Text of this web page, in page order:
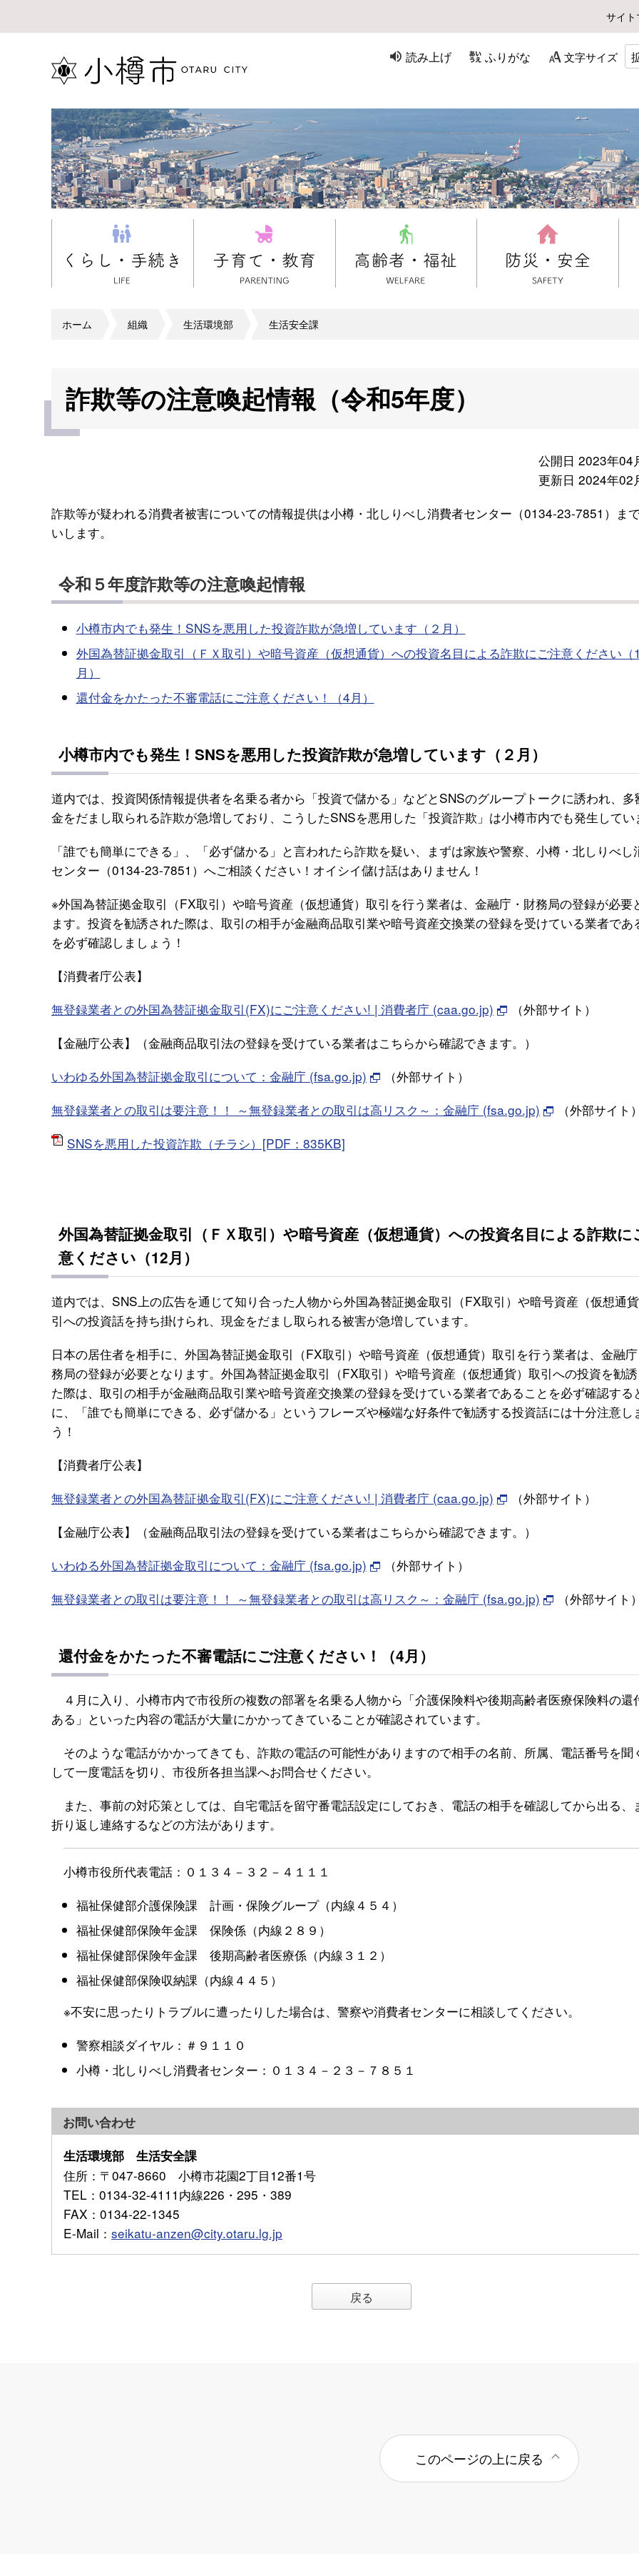
サイ
読み上げ ふりがな 文字サイズ
ホーム 組織 生活環境部 生活安全課
詐欺等の注意喚起情報（令和5年度）
公開日 2023年04
更新日 2024年02
詐欺等が疑われる消費者被害についての情報提供は小樽・北しりべし消費者センター（0134-23-7851）ま
いします。
令和５年度詐欺等の注意喚起情報
小樽市内でも発生！SNSを悪用した投資詐欺が急増しています（２月）
外国為替証拠金取引（ＦＸ取引）や暗号資産（仮想通貨）への投資名目による詐欺にご注意ください（
月）
還付金をかたった不審電話にご注意ください！（4月）
小樽市内でも発生！SNSを悪用した投資詐欺が急増しています（２月）
道内では、投資関係情報提供者を名乗る者から「投資で儲かる」などとSNSのグループトークに誘われ、多
金をだまし取られる詐欺が急増しており、こうしたSNSを悪用した「投資詐欺」は小樽市内でも発生してい
「誰でも簡単にできる」、「必ず儲かる」と言われたら詐欺を疑い、まずは家族や警察、小樽・北しりべし
センター（0134-23-7851）へご相談ください！オイシイ儲け話はありません！
※外国為替証拠金取引（FX取引）や暗号資産（仮想通貨）取引を行う業者は、金融庁・財務局の登録が必要
ます。投資を勧誘された際は、取引の相手が金融商品取引業や暗号資産交換業の登録を受けている業者であ
を必ず確認しましょう！
【消費者庁公表】
無登録業者との外国為替証拠金取引(FX)にご注意ください! | 消費者庁 (caa.go.jp)
（外部サイト）
【金融庁公表】（金融商品取引法の登録を受けている業者はこちらから確認できます。）
いわゆる外国為替証拠金取引について：金融庁 (fsa.go.jp)
（外部サイト）
無登録業者との取引は要注意！！ ～無登録業者との取引は高リスク～：金融庁 (fsa.go.jp)
（外部サイト）
SNSを悪用した投資詐欺（チラシ）[PDF：835KB]
外国為替証拠金取引（ＦＸ取引）や暗号資産（仮想通貨）への投資名目による詐欺に
意ください（12月）
道内では、SNS上の広告を通じて知り合った人物から外国為替証拠金取引（FX取引）や暗号資産（仮想通
引への投資話を持ち掛けられ、現金をだまし取られる被害が急増しています。
日本の居住者を相手に、外国為替証拠金取引（FX取引）や暗号資産（仮想通貨）取引を行う業者は、金融
務局の登録が必要となります。外国為替証拠金取引（FX取引）や暗号資産（仮想通貨）取引への投資を勧
た際は、取引の相手が金融商品取引業や暗号資産交換業の登録を受けている業者であることを必ず確認する
に、「誰でも簡単にできる、必ず儲かる」というフレーズや極端な好条件で勧誘する投資話には十分注意し
う！
【消費者庁公表】
無登録業者との外国為替証拠金取引(FX)にご注意ください! | 消費者庁 (caa.go.jp)
（外部サイト）
【金融庁公表】（金融商品取引法の登録を受けている業者はこちらから確認できます。）
いわゆる外国為替証拠金取引について：金融庁 (fsa.go.jp)
（外部サイト）
無登録業者との取引は要注意！！ ～無登録業者との取引は高リスク～：金融庁 (fsa.go.jp)
（外部サイト）
還付金をかたった不審電話にご注意ください！（4月）
４月に入り、小樽市内で市役所の複数の部署を名乗る人物から「介護保険料や後期高齢者医療保険料の還
ある」といった内容の電話が大量にかかってきていることが確認されています。
そのような電話がかかってきても、詐欺の電話の可能性がありますので相手の名前、所属、電話番号を聞
して一度電話を切り、市役所各担当課へお問合せください。
また、事前の対応策としては、自宅電話を留守番電話設定にしておき、電話の相手を確認してから出る、
折り返し連絡するなどの方法があります。
小樽市役所代表電話：０１３４－３２－４１１１
福祉保健部介護保険課 計画・保険グループ（内線４５４）
福祉保健部保険年金課 保険係（内線２８９）
福祉保健部保険年金課 後期高齢者医療係（内線３１２）
福祉保健部保険収納課（内線４４５）
※不安に思ったりトラブルに遭ったりした場合は、警察や消費者センターに相談してください。
警察相談ダイヤル：＃９１１０
小樽・北しりべし消費者センター：０１３４－２３－７８５１
お問い合わせ
生活環境部 生活安全課
住所 ：〒047-8660 小樽市花園2丁目12番1号
TEL ：0134-32-4111内線226・295・389
FAX ：0134-22-1345
E-Mail ： seikatu-anzen@city.otaru.lg.jp
戻る
このページの上に戻る